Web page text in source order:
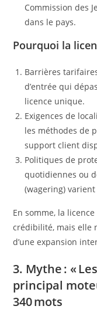
Commission des
dans le pays.
Pourquoi la
Barrières
d’entrée qui
licence unique.
Exigences de
les méthodes de
support client
Politiques de
quotidiennes ou
(wagering)
En somme, la
crédibilité, mais elle
d’une expansion
3. Mythe : «
principal
340 mots